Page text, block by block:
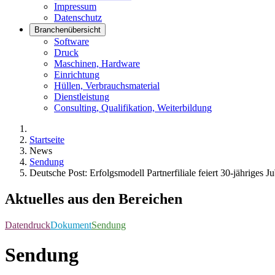
Impressum
Datenschutz
Branchenübersicht
Software
Druck
Maschinen, Hardware
Einrichtung
Hüllen, Verbrauchsmaterial
Dienstleistung
Consulting, Qualifikation, Weiterbildung
Startseite
News
Sendung
Deutsche Post: Erfolgsmodell Partnerfiliale feiert 30-jähriges
Aktuelles aus den Bereichen
DatendruckDokumentSendung
Sendung